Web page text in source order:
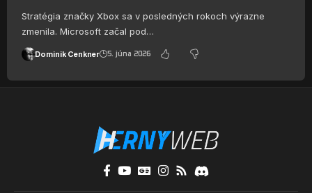
Stratégia značky Xbox sa v posledných rokoch výrazne
zmenila. Microsoft začal pod…
Dominik Cenkner 5. júna 2026